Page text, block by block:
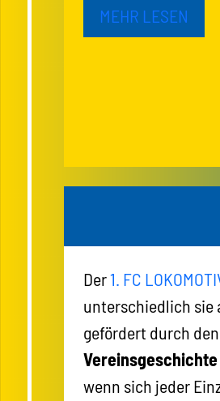
MEHR LESEN
Der1. FC
unterschiedlich sie
gefördert durch
Vereinsgeschichte
wenn sich jeder